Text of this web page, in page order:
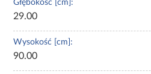
Głębokość [cm]:
29.00
Wysokość [cm]:
90.00